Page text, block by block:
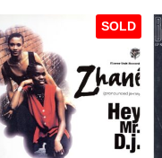
SOLD